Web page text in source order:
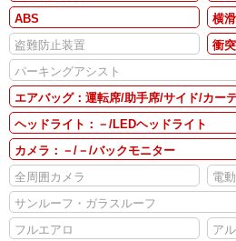
ABS
横
盗難防止装置
衝
パーキングアシスト
エアバッグ：運転席/助手席/サイド/カー
ヘッドライト：－/LEDヘッドライト
カメラ：－/－/バックモニター
全周囲カメラ
電
サンルーフ・ガラスルーフ
フルエアロ
ア